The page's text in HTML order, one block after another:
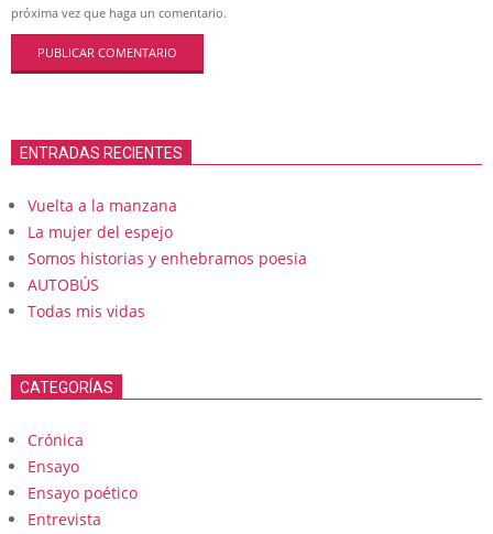
próxima vez que haga un comentario.
ENTRADAS RECIENTES
Vuelta a la manzana
La mujer del espejo
Somos historias y enhebramos poesia
AUTOBÚS
Todas mis vidas
CATEGORÍAS
Crónica
Ensayo
Ensayo poético
Entrevista